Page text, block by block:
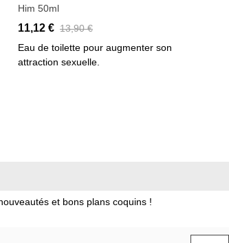
Him 50ml
11,12 € 13,90 €
Eau de toilette pour augmenter son
attraction sexuelle.
et bons plans coquins !